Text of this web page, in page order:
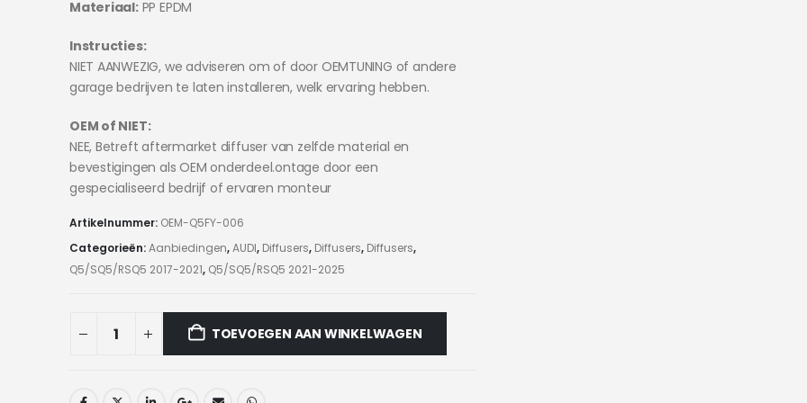
Materiaal:PP EPDM
Instructies:
NIET AANWEZIG, we adviseren om of door OEMTUNING of andere
garage bedrijven te laten installeren, welk ervaring hebben.
OEM of NIET:
NEE, Betreft aftermarket diffuser van zelfde material en
bevestigingen als OEM onderdeel.ontage door een
gespecialiseerd bedrijf of ervaren monteur
Artikelnummer: OEM-Q5FY-006
Categorieën:Aanbiedingen,AUDI, Diffusers, Diffusers, Diffusers,
Q5/SQ5/RSQ5 2017-2021, Q5/SQ5/RSQ5 2021-2025
TOEVOEGEN AAN WINKELWAGEN